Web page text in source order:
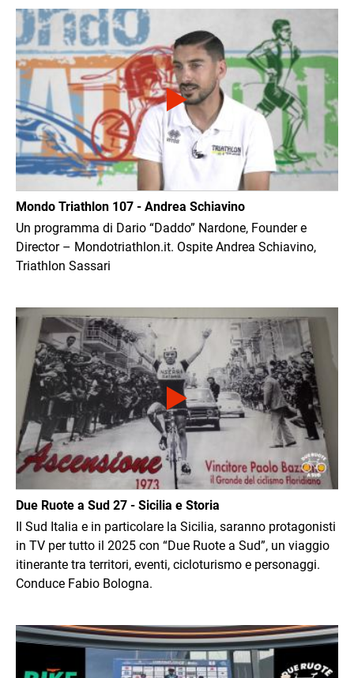
Immagine
Mondo Triathlon 107 - Andrea Schiavino
Un programma di Dario “Daddo” Nardone, Founder e
Director – Mondotriathlon.it. Ospite Andrea Schiavino,
Triathlon Sassari
Immagine
Due Ruote a Sud 27 - Sicilia e Storia
Il Sud Italia e in particolare la Sicilia, saranno protagonisti
in TV per tutto il 2025 con “Due Ruote a Sud”, un viaggio
itinerante tra territori, eventi, cicloturismo e personaggi.
Conduce Fabio Bologna.
Immagine